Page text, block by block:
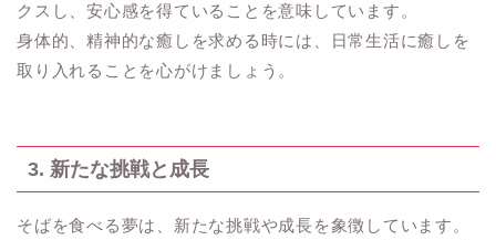
クスし、安心感を得ていることを意味しています。
身体的、精神的な癒しを求める時には、日常生活に癒しを
取り入れることを心がけましょう。
3. 新たな挑戦と成長
そばを食べる夢は、新たな挑戦や成長を象徴しています。